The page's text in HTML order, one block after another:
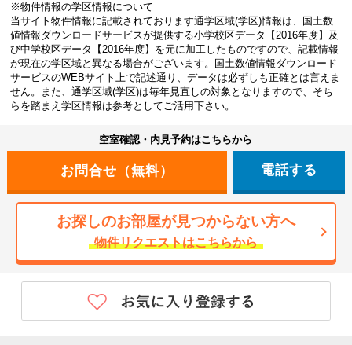
※物件情報の学区情報について
当サイト物件情報に記載されております通学区域(学区)情報は、国土数
値情報ダウンロードサービスが提供する小学校区データ【2016年度】及
び中学校区データ【2016年度】を元に加工したものですので、記載情報
が現在の学区域と異なる場合がございます。国土数値情報ダウンロード
サービスのWEBサイト上で記述通り、データは必ずしも正確とは言えま
せん。また、通学区域(学区)は毎年見直しの対象となりますので、そち
らを踏まえ学区情報は参考としてご活用下さい。
空室確認・内見予約はこちらから
電話する
お探しのお部屋が見つからない方へ
物件リクエストはこちらから